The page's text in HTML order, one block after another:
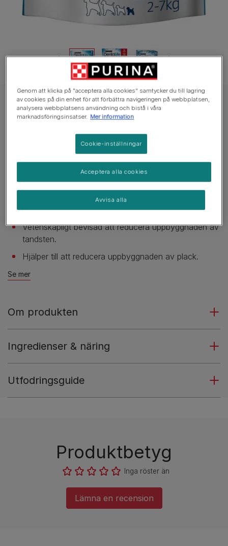
DENTALIFE Hundgodis Hund
DENTALIFE® Large Tuggpinne
Inga röster än
Tillgängliga storlekar: 4 sticks 12 sticks
Tuggmotstånd och porös sammansättning.
Rengör även tänderna långt bak i hundens mun.
Vetenskapligt bevisad att reducera uppbyggnaden av
tandsten.
Hjälper till att reducera uppbyggnaden av plack.
Se mer
Om produkten
Ingredienser & näring
Utfodringsguide
Produktbetyg
Inga röster än
Lämna en recension
Genom att klicka på "acceptera alla cookies" samtycker du till lagring
av cookies på din enhet för att förbättra navigeringen på webbplatsen,
analysera webbplatsens användning och bistå i våra
marknadsföringsinsatser. Mer information
Cookie-inställningar
Avvisa alla
Acceptera alla cookies